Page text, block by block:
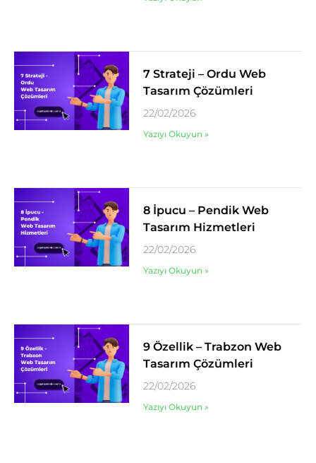
7 Strateji – Ordu Web
Tasarım Çözümleri
22/02/2026
Yazıyı Okuyun »
8 İpucu – Pendik Web
Tasarım Hizmetleri
22/02/2026
Yazıyı Okuyun »
9 Özellik – Trabzon Web
Tasarım Çözümleri
22/02/2026
Yazıyı Okuyun »